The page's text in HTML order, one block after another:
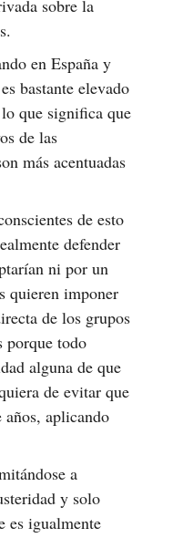
sobre la
en España y
bastante elevado
que significa que
de las
más acentuadas
de esto
defender
ni por un
quieren imponer
de los grupos
porque todo
alguna de que
de evitar que
años, aplicando
a
y solo
es igualmente